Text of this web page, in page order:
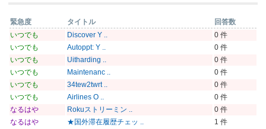
緊急度 タイトル
回答数
いつでも
Discover Y ..
0 件
いつでも
Autoppt: Y ..
0 件
いつでも
Uitharding ..
0 件
いつでも
Maintenanc ..
0 件
いつでも
34tew2twrt ..
0 件
いつでも
Airlines O ..
0 件
なるはや
Rokuストリーミン ..
0 件
なるはや
★国外滞在履歴チェッ ..
1 件